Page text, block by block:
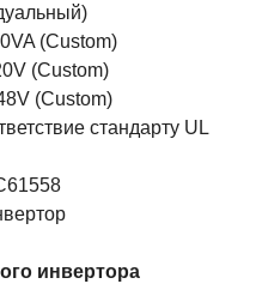
(Custom)
(Custom)
(Custom)
стандарту UL
инвертора